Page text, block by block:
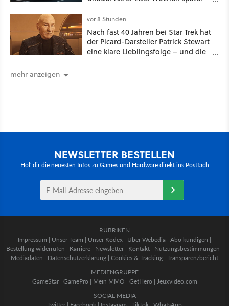
mehr an [Best of GameStar]
vor 8 Stunden
Nach fast 40 Jahren bei Star Trek hat
der Picard-Darsteller Patrick Stewart
eine klare Lieblingsfolge – und die
mehr anzeigen
NEWSLETTER BESTELLEN
Hol' dir die neuesten Infos zu Games und Hardware direkt ins Postfach
RUBRIKEN
Impressum | Unser Team | Unser Kodex | Über Webedia | Abo kündigen |
Bestellung widerrufen | Karriere | Newsletter | Kontakt | Nutzungsbestimmungen |
Mediadaten | Datenschutzerklärung | Cookies & Tracking | Transparenzbericht
MEDIENGRUPPE
GameStar| GamePro | Mein MMO | GetHero | Jeuxvideo.com
SOCIAL MEDIA